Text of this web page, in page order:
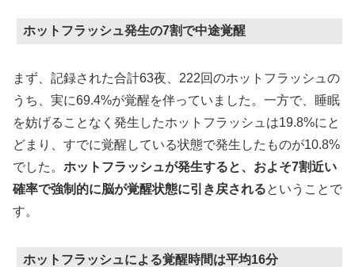
ホットフラッシュ発生の7割で中途覚醒
まず、記録された合計63夜、222回のホットフラッシュの
うち、実に69.4%が覚醒を伴っていました。一方で、睡眠
を妨げることなく発生したホットフラッシュは19.8%にと
どまり、すでに覚醒している状態で発生したものが10.8%
でした。 ホットフラッシュが発生すると、およそ7割近い
確率で強制的に脳が覚醒状態に引き戻されるということで
す。
ホットフラッシュによる覚醒時間は平均16分